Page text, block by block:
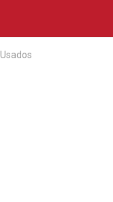
Usados